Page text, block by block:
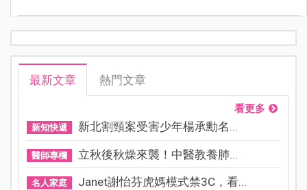
最新文章 熱門文章
看更多
新知快遞 新北割頸案受害少年楊承勳名...
醫師專欄 立秋後秋燥來襲！中醫教養肺...
名人家庭 Janet謝怡芬虎媽模式禁3C，看...